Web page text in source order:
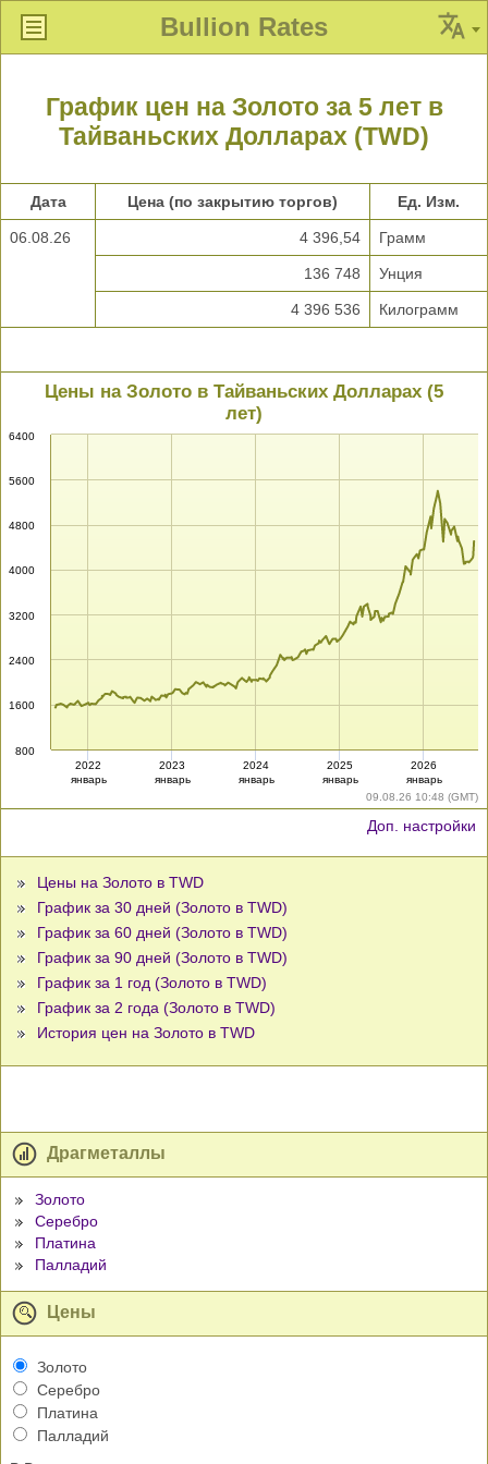
Bullion Rates
График цен на Золото за 5 лет в
Тайваньских Долларах (TWD)
Дата Цена (по закрытию торгов) Ед. Изм.
06.08.26 4 396,54 Грамм
136 748 Унция
4 396 536 Килограмм
09.08.26 10:48 (GMT)
Цены на Золото в Тайваньских Долларах (5
лет)
800
1600
2400
3200
4000
4800
5600
6400
2022
январь
2023
январь
2024
январь
2025
январь
2026
январь
Доп. настройки
Цены на Золото в TWD
График за 30 дней (Золото в TWD)
График за 60 дней (Золото в TWD)
График за 90 дней (Золото в TWD)
График за 1 год (Золото в TWD)
График за 2 года (Золото в TWD)
История цен на Золото в TWD
Драгметаллы
Золото
Серебро
Платина
Палладий
Цены
Золото
Серебро
Платина
Палладий